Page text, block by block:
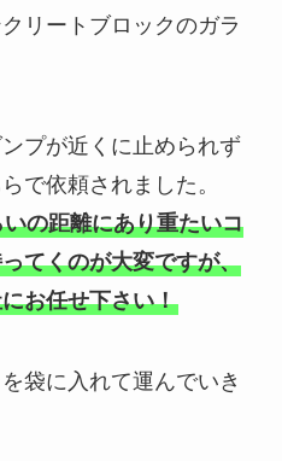
リートブロックのガラ
プが近くに止められず
で依頼されました。
の距離にあり重たいコ
てくのが大変ですが、
お任せ下さい！
袋に入れて運んでいき